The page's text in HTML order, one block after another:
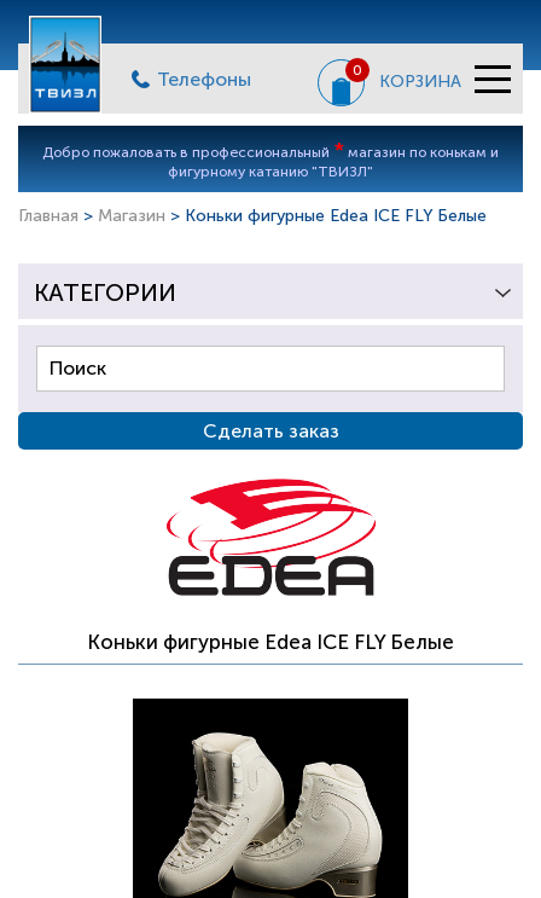
Телефоны 0
КОРЗИНА
Добро пожаловать в профессиональный * магазин по конькам и
фигурному катанию "ТВИЗЛ"
Главная > Магазин > Коньки фигурные Edea ICE FLY Белые
Коньки фигурные Edea ICE FLY Белые
КАТЕГОРИИ
Сделать заказ